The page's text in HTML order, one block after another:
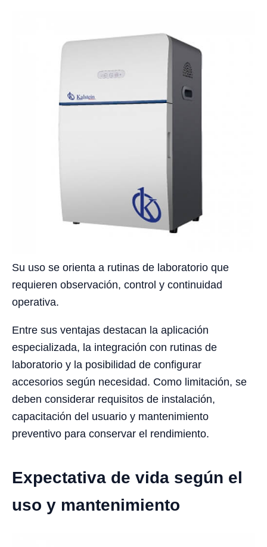
Su uso se orienta a rutinas de laboratorio que
requieren observación, control y continuidad
operativa.
Entre sus ventajas destacan la aplicación
especializada, la integración con rutinas de
laboratorio y la posibilidad de configurar
accesorios según necesidad. Como limitación, se
deben considerar requisitos de instalación,
capacitación del usuario y mantenimiento
preventivo para conservar el rendimiento.
Expectativa de vida según el
uso y mantenimiento